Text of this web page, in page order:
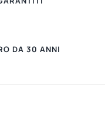
DA 30 ANNI